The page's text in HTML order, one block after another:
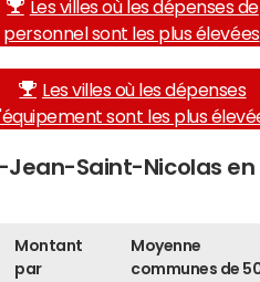
Les villes où les dépenses de
personnel sont les plus élevées
Les villes où les dépenses
sont les plus
Jean-Saint-Nicolas en
Montant
par
Moyenne
communes de